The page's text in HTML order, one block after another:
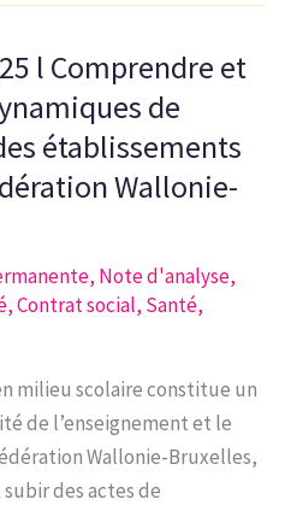
l Comprendre et
de
établissements
Wallonie-
, Note d'analyse,
,Contrat social, Santé,
milieu scolaire constitue un
de l’enseignement et le
Wallonie-Bruxelles,
des actes de